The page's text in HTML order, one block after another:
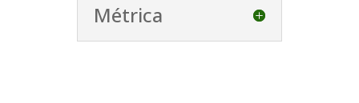
Métrica